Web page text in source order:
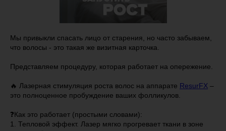
Мы привыкли спасать лицо от старения, но часто забываем,
что волосы - это такая же визитная карточка.
Представляем процедуру, которая работает на опережение.
🔥 Лазерная стимуляция роста волос на аппарате ResurFX –
это полноценное пробуждение ваших фолликулов.
❓Как это работает (простыми словами):
1. Тепловой эффект. Лазер мягко прогревает ткани в зоне